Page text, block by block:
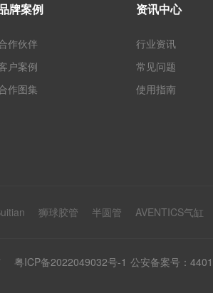
牌案例
作伙伴
户案例
作图集
资讯中心
行业资讯
常见问题
使用指南
狮球胶管 半圆管 AVENTICS气缸
粤ICP备2022049032号-1 公安备案号：